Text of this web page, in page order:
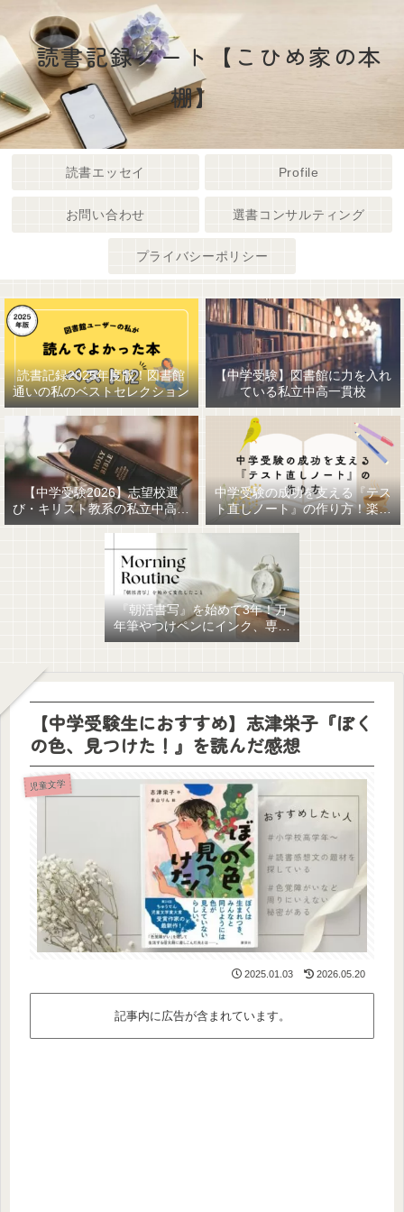
読書記録ノート【こひめ家の本
棚】
読書エッセイ Profile
お問い合わせ 選書コンサルティング
プライバシーポリシー
読書記録2025年度版！図書館
通いの私のベストセレクション
【中学受験】図書館に力を入れ
ている私立中高一貫校
【中学受験2026】志望校選
び・キリスト教系の私立中高一
貫女子校を調べてみました
中学受験の成功を支える『テス
ト直しノート』の作り方！楽に
作るための最強おすすめ文房具
『朝活書写』を始めて3年！万
年筆やつけペンにインク、専用
ノート、毎日が充実していま
【中学受験生におすすめ】志津栄子『ぼく
の色、見つけた！』を読んだ感想
児童文学
2025.01.03 2026.05.20
記事内に広告が含まれています。